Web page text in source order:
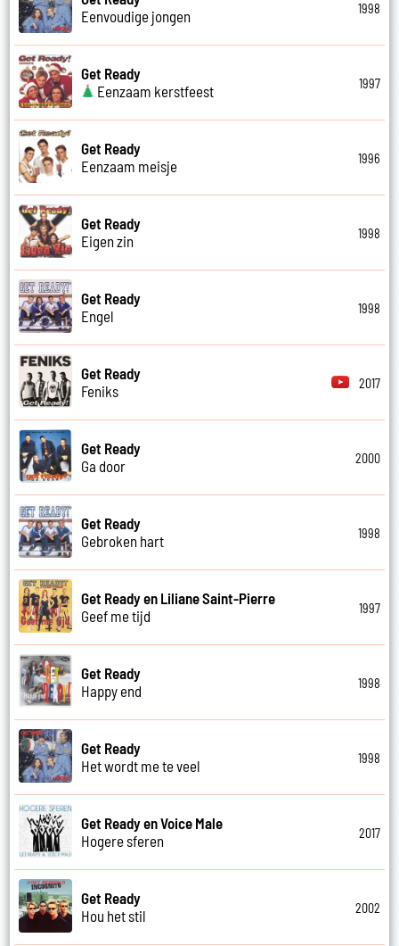
Eenvoudige jongen
1998
Get Ready
Eenzaam kerstfeest
1997
Get Ready
Eenzaam meisje
1996
Get Ready
Eigen zin
1998
Get Ready
Engel
1998
Get Ready
Feniks
2017
Get Ready
Ga door
2000
Get Ready
Gebroken hart
1998
Get Ready en Liliane Saint-Pierre
Geef me tijd
1997
Get Ready
Happy end
1998
Get Ready
Het wordt me te veel
1998
Get Ready en Voice Male
Hogere sferen
2017
Get Ready
Hou het stil
2002